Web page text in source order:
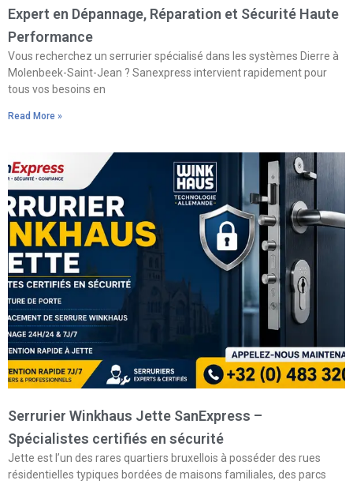
Expert en Dépannage, Réparation et Sécurité Haute
Performance
Vous recherchez un serrurier spécialisé dans les systèmes Dierre à
Molenbeek-Saint-Jean ? Sanexpress intervient rapidement pour
tous vos besoins en
Read More »
Serrurier Winkhaus Jette SanExpress –
Spécialistes certifiés en sécurité
Jette est l’un des rares quartiers bruxellois à posséder des rues
résidentielles typiques bordées de maisons familiales, des parcs